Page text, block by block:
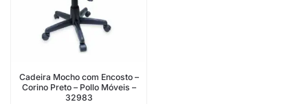
Cadeira Mocho com Encosto –
Corino Preto – Pollo Móveis –
32983